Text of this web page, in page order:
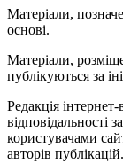
Матеріали,
основі.
Матеріали,
публікуються за
Редакція
відповідальності
користувачами
авторів публікацій.